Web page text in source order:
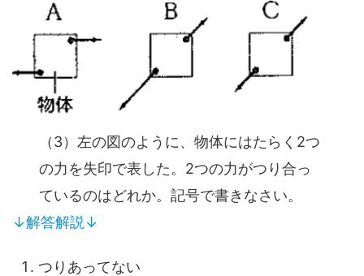
（3）左の図のように、物体にはたらく2つ
の力を失印で表した。2つの力がつり合っ
ているのはどれか。記号で書きなさい。
↓解答解説↓
つりあってない